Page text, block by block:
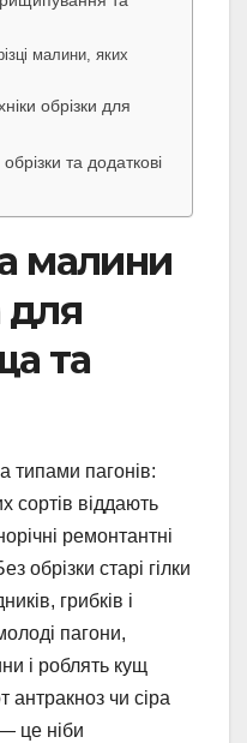
малини, яких
обрізки для
та додаткові
малини
для
та
пагонів:
сортів віддають
ремонтантні
обрізки старі гілки
грибків і
пагони,
і роблять кущ
антракноз чи сіра
це ніби